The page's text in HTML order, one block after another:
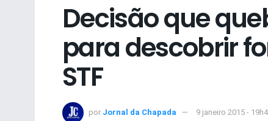
Decisão que
para descobrir
STF
por Jornal da Chapada 9 janeiro 2015 -